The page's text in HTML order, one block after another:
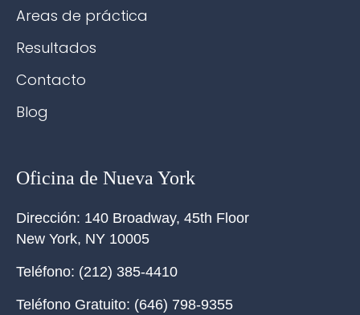
Areas de práctica
Resultados
Contacto
Blog
Oficina de Nueva York
Dirección: 140 Broadway, 45th Floor
New York, NY 10005
Teléfono: (212) 385-4410
Teléfono Gratuito: (646) 798-9355